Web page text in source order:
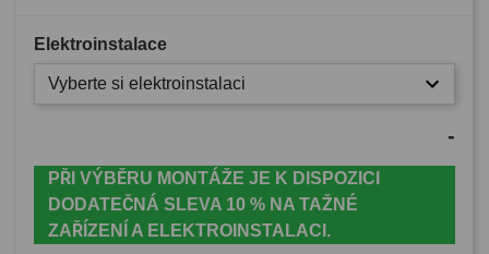
Elektroinstalace
Vyberte si elektroinstalaci
-
PŘI VÝBĚRU MONTÁŽE JE K DISPOZICI
DODATEČNÁ SLEVA 10 % NA TAŽNÉ
ZAŘÍZENÍ A ELEKTROINSTALACI.